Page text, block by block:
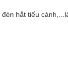
hắt tiểu